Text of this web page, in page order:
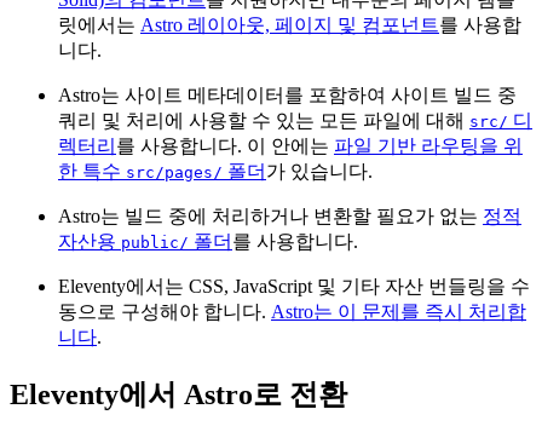
릿에서는 Astro 레이아웃, 페이지 및 컴포넌트를 사용합
니다.
Astro는 사이트 메타데이터를 포함하여 사이트 빌드 중
쿼리 및 처리에 사용할 수 있는 모든 파일에 대해 src/ 디
렉터리 를 사용합니다. 이 안에는 파일 기반 라우팅을 위
한 특수 src/pages/ 폴더 가 있습니다.
Astro는 빌드 중에 처리하거나 변환할 필요가 없는 정적
자산용 public/ 폴더 를 사용합니다.
Eleventy에서는 CSS, JavaScript 및 기타 자산 번들링을 수
동으로 구성해야 합니다. Astro는 이 문제를 즉시 처리합
니다.
Eleventy에서 Astro로 전환